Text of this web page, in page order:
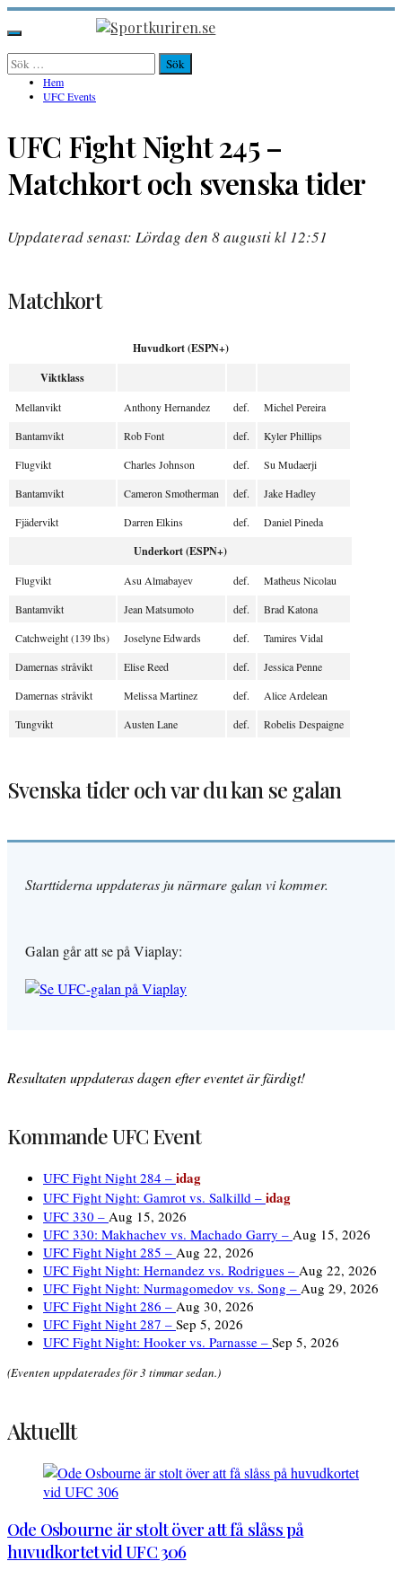
Hoppa
till
innehåll
Sportkuriren.se
Primär
meny
Sök
efter: Hem
UFC Events
UFC Fight Night 245 –
Matchkort och svenska tider
Uppdaterad senast: Lördag den 8 augusti kl 12:51
Matchkort
Huvudkort (ESPN+)
Viktklass
Mellanvikt Anthony Hernandez def.
Michel Pereira
Bantamvikt
Rob Font def.
Kyler Phillips
Flugvikt
Charles Johnson def.
Su Mudaerji
Bantamvikt
Cameron Smotherman def.
Jake Hadley
Fjädervikt
Darren Elkins def. Daniel Pineda
Underkort (ESPN+)
Flugvikt Asu Almabayev def.
Matheus Nicolau
Bantamvikt
Jean Matsumoto def.
Brad Katona
Catchweight (139 lbs)
Joselyne Edwards def.
Tamires Vidal
Damernas stråvikt
Elise Reed def.
Jessica Penne
Damernas stråvikt
Melissa Martinez def.
Alice Ardelean
Tungvikt
Austen Lane def. Robelis Despaigne
Svenska tider och var du kan se galan
Starttiderna uppdateras ju närmare galan vi kommer.
Galan går att se på Viaplay:
Resultaten uppdateras dagen efter eventet är färdigt!
Kommande UFC Event
UFC Fight Night 284 – idag
UFC Fight Night: Gamrot vs. Salkilld – idag
UFC 330 – Aug 15, 2026
UFC 330: Makhachev vs. Machado Garry – Aug 15, 2026
UFC Fight Night 285 – Aug 22, 2026
UFC Fight Night: Hernandez vs. Rodrigues – Aug 22, 2026
UFC Fight Night: Nurmagomedov vs. Song – Aug 29, 2026
UFC Fight Night 286 – Aug 30, 2026
UFC Fight Night 287 – Sep 5, 2026
UFC Fight Night: Hooker vs. Parnasse – Sep 5, 2026
(Eventen uppdaterades för 3 timmar sedan.)
Aktuellt
Ode Osbourne är stolt över att få slåss på
huvudkortet vid UFC 306